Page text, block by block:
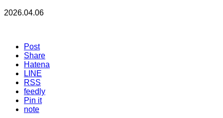
2026.04.06
Post
Share
Hatena
LINE
RSS
feedly
Pin it
note